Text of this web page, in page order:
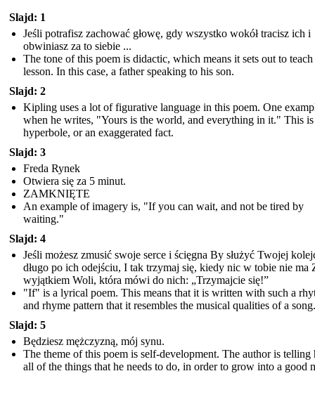
Slajd: 1
Jeśli potrafisz zachować głowę, gdy wszystko wokół tracisz ich i
obwiniasz za to siebie ...
The tone of this poem is didactic, which means it sets out to teach
lesson. In this case, a father speaking to his son.
Slajd: 2
Kipling uses a lot of figurative language in this poem. One
when he writes, "Yours is the world, and everything in it." This is
hyperbole, or an exaggerated fact.
Slajd: 3
Freda Rynek
Otwiera się za 5 minut.
ZAMKNIĘTE
An example of imagery is, "If you can wait, and not be tired by
waiting."
Slajd: 4
Jeśli możesz zmusić swoje serce i ścięgna By służyć Twojej
długo po ich odejściu, I tak trzymaj się, kiedy nic w tobie nie ma
wyjątkiem Woli, która mówi do nich: „Trzymajcie się!”
"If" is a lyrical poem. This means that it is written with such a
and rhyme pattern that it resembles the musical qualities of a song.
Slajd: 5
Będziesz mężczyzną, mój synu.
The theme of this poem is self-development. The author is telling
all of the things that he needs to do, in order to grow into a good